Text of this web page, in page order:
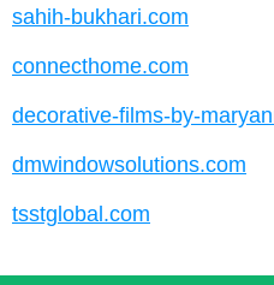
sahih-bukhari.com
connecthome.com
decorative-films-by-
dmwindowsolutions.com
tsstglobal.com